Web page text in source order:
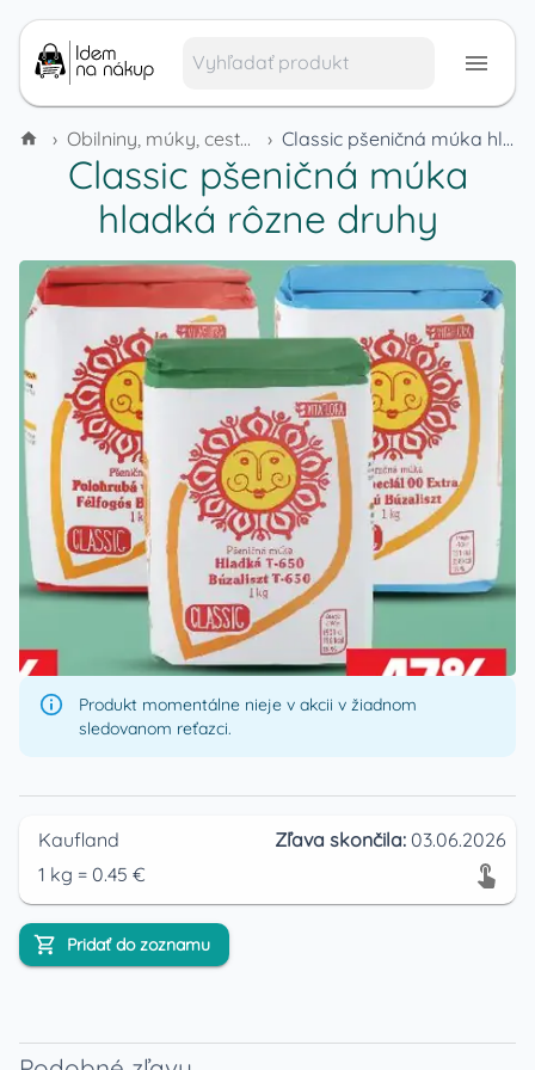
› Obilniny, múky, cestoviny a cereálie › Classic pšeničná múka hladká rôzne druhy
Classic pšeničná múka
hladká rôzne druhy
Produkt momentálne nieje v akcii v žiadnom
sledovanom reťazci.
Kaufland Zľava skončila: 03.06.2026
1 kg = 0.45 €
Pridať do zoznamu